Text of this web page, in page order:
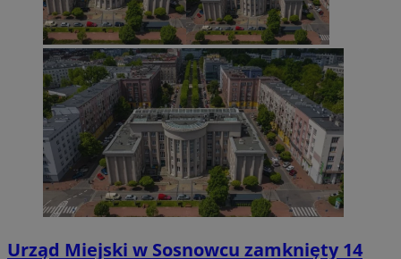
Urząd Miejski w Sosnowcu zamknięty 14